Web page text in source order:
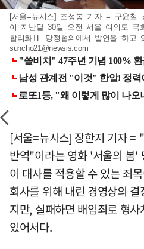
[서울=뉴시스] 조성봉 기자 = 구윤철
이 지난달 30일 오전 서울 여의도 국
합리화TF 당정협의에서 발언을 하고
suncho21@newsis.com
[서울=뉴시스] 장한지 기자 =
반역"이라는 영화 '서울의 봄'
이 대사를 적용할 수 있는 죄
회사를 위해 내린 경영상의
지만, 실패하면 배임죄로 형
있어서다.